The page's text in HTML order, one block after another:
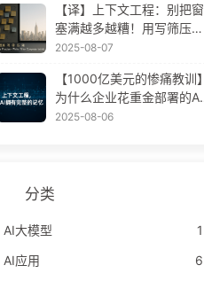
——慢慢学AI171
【译】上下文工程：别把窗
塞满越多越糟！用写筛压隔
四步，警惕投毒干扰混淆冲
学AI170
2025-08-07
【1000亿美元的惨痛教训】
为什么企业花重金部署的AI
助手，总在关键时刻“失
2025-08-06
分类
AI大模型
1
AI应用
6